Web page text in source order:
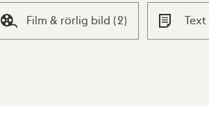
Film & rörlig bild (2) Text